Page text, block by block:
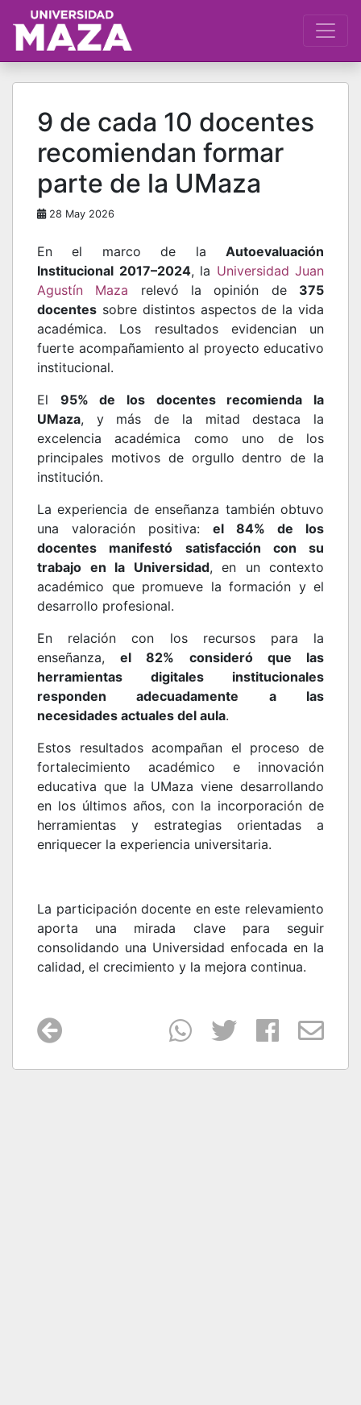
9 de cada 10 docentes
recomiendan formar
parte de la UMaza
28 May 2026
En el marco de la Autoevaluación
Institucional 2017–2024, la Universidad Juan
Agustín Maza relevó la opinión de 375
docentes sobre distintos aspectos de la vida
académica. Los resultados evidencian un
fuerte acompañamiento al proyecto educativo
institucional.
El 95% de los docentes recomienda la
UMaza, y más de la mitad destaca la
excelencia académica como uno de los
principales motivos de orgullo dentro de la
institución.
La experiencia de enseñanza también obtuvo
una valoración positiva: el 84% de los
docentes manifestó satisfacción con su
trabajo en la Universidad, en un contexto
académico que promueve la formación y el
desarrollo profesional.
En relación con los recursos para la
enseñanza,el 82% consideró que las
herramientas digitales institucionales
responden adecuadamente a las
necesidades actuales del aula.
Estos resultados acompañan el proceso de
fortalecimiento académico e innovación
educativa que la UMaza viene desarrollando
en los últimos años, con la incorporación de
herramientas y estrategias orientadas a
enriquecer la experiencia universitaria.
La participación docente en este relevamiento
aporta una mirada clave para seguir
consolidando una Universidad enfocada en la
calidad, el crecimiento y la mejora continua.